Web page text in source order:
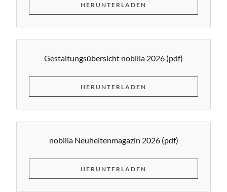
HERUNTERLADEN
Gestaltungsübersicht nobilia 2026 (pdf)
HERUNTERLADEN
nobilia Neuheitenmagazin 2026(pdf)
HERUNTERLADEN